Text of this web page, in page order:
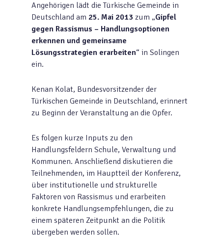
Angehörigen lädt die Türkische Gemeinde in
Deutschland am 25. Mai 2013 zum „Gipfel
gegen Rassismus – Handlungsoptionen
erkennen und gemeinsame
Lösungsstrategien erarbeiten“ in Solingen
ein.
Kenan Kolat, Bundesvorsitzender der
Türkischen Gemeinde in Deutschland, erinnert
zu Beginn der Veranstaltung an die Opfer.
Es folgen kurze Inputs zu den
Handlungsfeldern Schule, Verwaltung und
Kommunen. Anschließend diskutieren die
Teilnehmenden, im Hauptteil der Konferenz,
über institutionelle und strukturelle
Faktoren von Rassismus und erarbeiten
konkrete Handlungsempfehlungen, die zu
einem späteren Zeitpunkt an die Politik
übergeben werden sollen.